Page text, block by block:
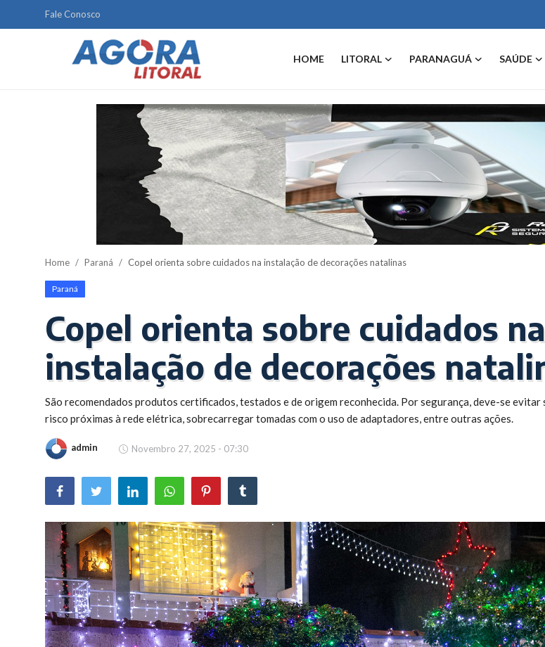
Fale Conosco
HOME LITORAL PARANAGUÁ SAÚDE
Home Paraná Copel orienta sobre cuidados na instalação de decorações natalinas
Paraná
Copel orienta sobre cuidados na
instalação de decorações
São recomendados produtos certificados, testados e de origem reconhecida. Por segurança, deve-se evitar
risco próximas à rede elétrica, sobrecarregar tomadas com o uso de adaptadores, entre outras ações.
admin Novembro 27, 2025 - 07:30